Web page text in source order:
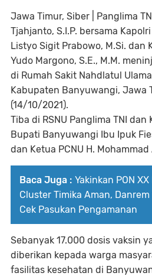
Jawa Timur, Siber | Panglima
Tjahjanto, S.I.P. bersama
Listyo Sigit Prabowo, M.Si. dan
Yudo Margono, S.E., M.M.
di Rumah Sakit Nahdlatul
Kabupaten Banyuwangi, Jawa
(14/10/2021).
Tiba di RSNU Panglima TNI
Bupati Banyuwangi Ibu Ipuk
dan Ketua PCNU H.
Baca Juga : Yakinkan PON
Cluster Timika Aman, Danrem
Cek Pasukan Pengamanan
Sebanyak 17.000 dosis vaksin
diberikan kepada warga
fasilitas kesehatan di